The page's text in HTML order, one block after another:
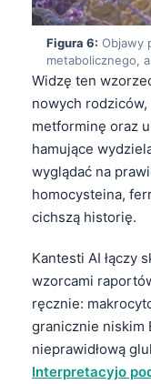
Figura 6: Objawy
metabolicznego,
Widzę ten
nowych
metforminę oraz
hamujące
wyglądać na
homocysteina,
cichszą historię.
Kantesti AI łączy
wzorcami
ręcznie:
granicznie niskim
nieprawidłową
Interpretacyjo
አማርኛ
Українська
O‘zbekcha
Català
Қазақ тілі
Suomi
Hrvatski
Slovenčina
پښتو
سنڌي
සිංහල
অসমীয়া